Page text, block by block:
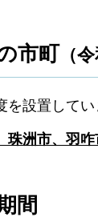
市町 （
を設置して
珠洲市、羽
間